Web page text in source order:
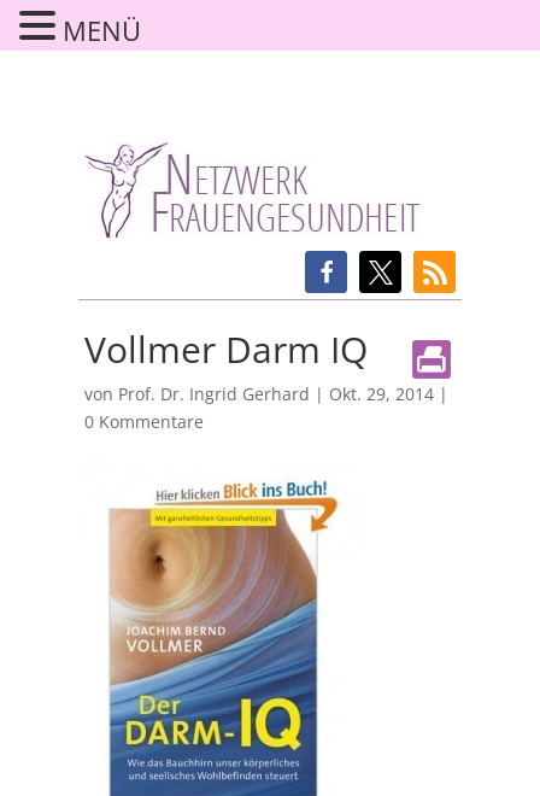
Vollmer Darm IQ
von Prof. Dr. Ingrid Gerhard | Okt. 29, 2014|
0 Kommentare
MENÜ